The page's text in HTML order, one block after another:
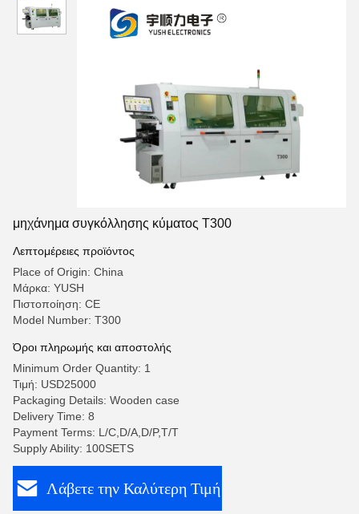
μηχάνημα συγκόλλησης κύματος T300
Λεπτομέρειες προϊόντος
Place of Origin: China
Μάρκα: YUSH
Πιστοποίηση: CE
Model Number: T300
Όροι πληρωμής και αποστολής
Minimum Order Quantity: 1
Τιμή: USD25000
Packaging Details: Wooden case
Delivery Time: 8
Payment Terms: L/C,D/A,D/P,T/T
Supply Ability: 100SETS
Λάβετε την Καλύτερη Τιμή